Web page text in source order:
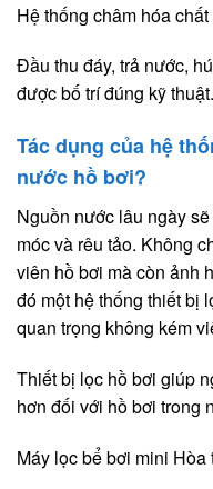
Hệ thống châm hóa
Đầu thu đáy, trả nước,
được bố trí đúng kỹ thuật.
Tác dụng của hệ
nước hồ bơi?
Nguồn nước lâu ngày
móc và rêu tảo. Không
viên hồ bơi mà còn ảnh
đó một hệ thống thiết bị
quan trọng không kém
Thiết bị lọc hồ bơi giúp
hơn đối với hồ bơi trong
Máy lọc bể bơi mini